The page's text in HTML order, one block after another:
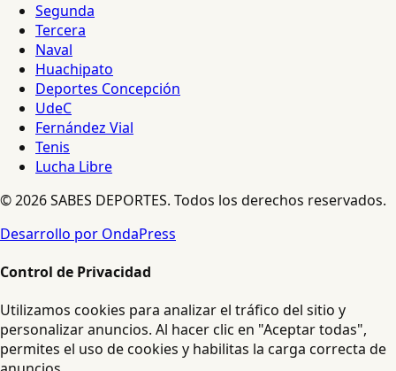
Segunda
Tercera
Naval
Huachipato
Deportes Concepción
UdeC
Fernández Vial
Tenis
Lucha Libre
© 2026 SABES DEPORTES. Todos los derechos reservados.
Desarrollo por OndaPress
Control de Privacidad
Utilizamos cookies para analizar el tráfico del sitio y
personalizar anuncios. Al hacer clic en "Aceptar todas",
permites el uso de cookies y habilitas la carga correcta de